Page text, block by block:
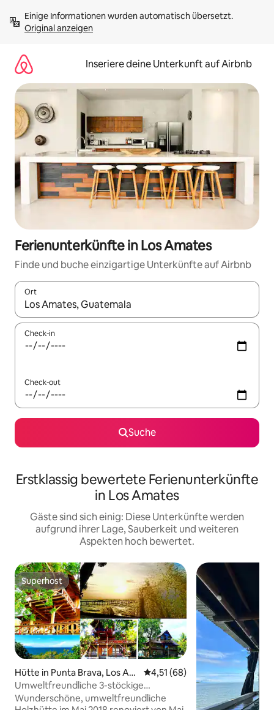
Inhalten
springenOriginal anzeigen
Inseriere deine Unterkunft auf Airbnb
Ferienunterkünfte in Los Amates
Finde und buche einzigartige Unterkünfte auf Airbnb
Ort
Wenn Ergebnisse verfügbar sind, navigiere mit den
Check-in
Check-out
Suche
Erstklassig bewertete Ferienunterkünfte
in Los Amates
Gäste sind sich einig: Diese Unterkünfte werden
aufgrund ihrer Lage, Sauberkeit und weiteren
Aspekten hoch bewertet.
Superhost
Superhost
Hütte in Punta Brava, Los Am
ates
Durchschnittliche Bewertung:
4,51 (68)
Umweltfreundliche 3-stöckige
Holzhütte @ Superb Beach
Wunderschöne, umweltfreundliche